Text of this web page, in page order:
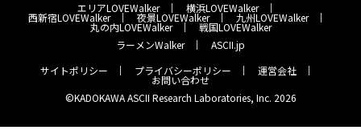
エリアLOVEWalker 横浜LOVEWalker
西新宿LOVEWalker 夜景LOVEWalker 九州LOVEWalker
丸の内LOVEWalker
戦国LOVEWalker
ラーメンWalker
ASCII.jp
サイトポリシー
プライバシーポリシー 運営会社
お問い合わせ
©KADOKAWA ASCII Research Laboratories, Inc. 2026